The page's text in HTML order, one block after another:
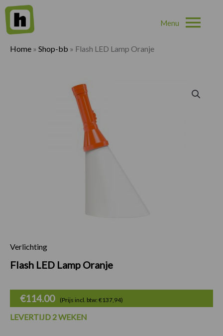
Home » Shop-bb » Flash LED Lamp Oranje
Verlichting
Flash LED Lamp Oranje
€114.00 (Prijs incl. btw: €137,94)
LEVERTIJD 2 WEKEN